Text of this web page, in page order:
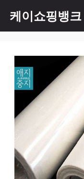
content
케이쇼핑뱅크